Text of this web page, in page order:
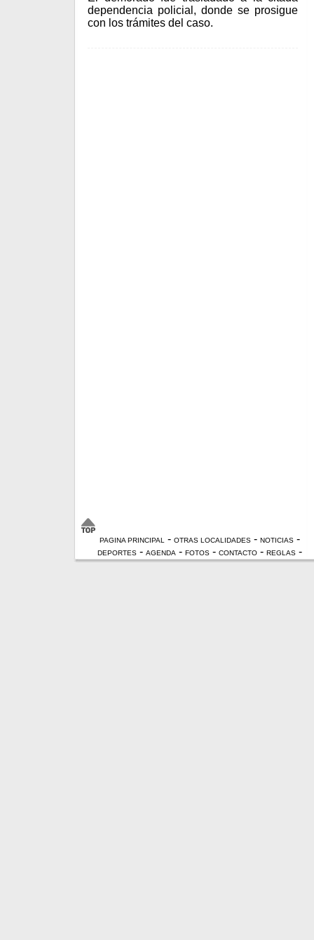
dependencia policial, donde se prosigue
con los trámites del caso.
PAGINA PRINCIPAL - OTRAS LOCALIDADES - NOTICIAS -
DEPORTES - AGENDA - FOTOS - CONTACTO - REGLAS -